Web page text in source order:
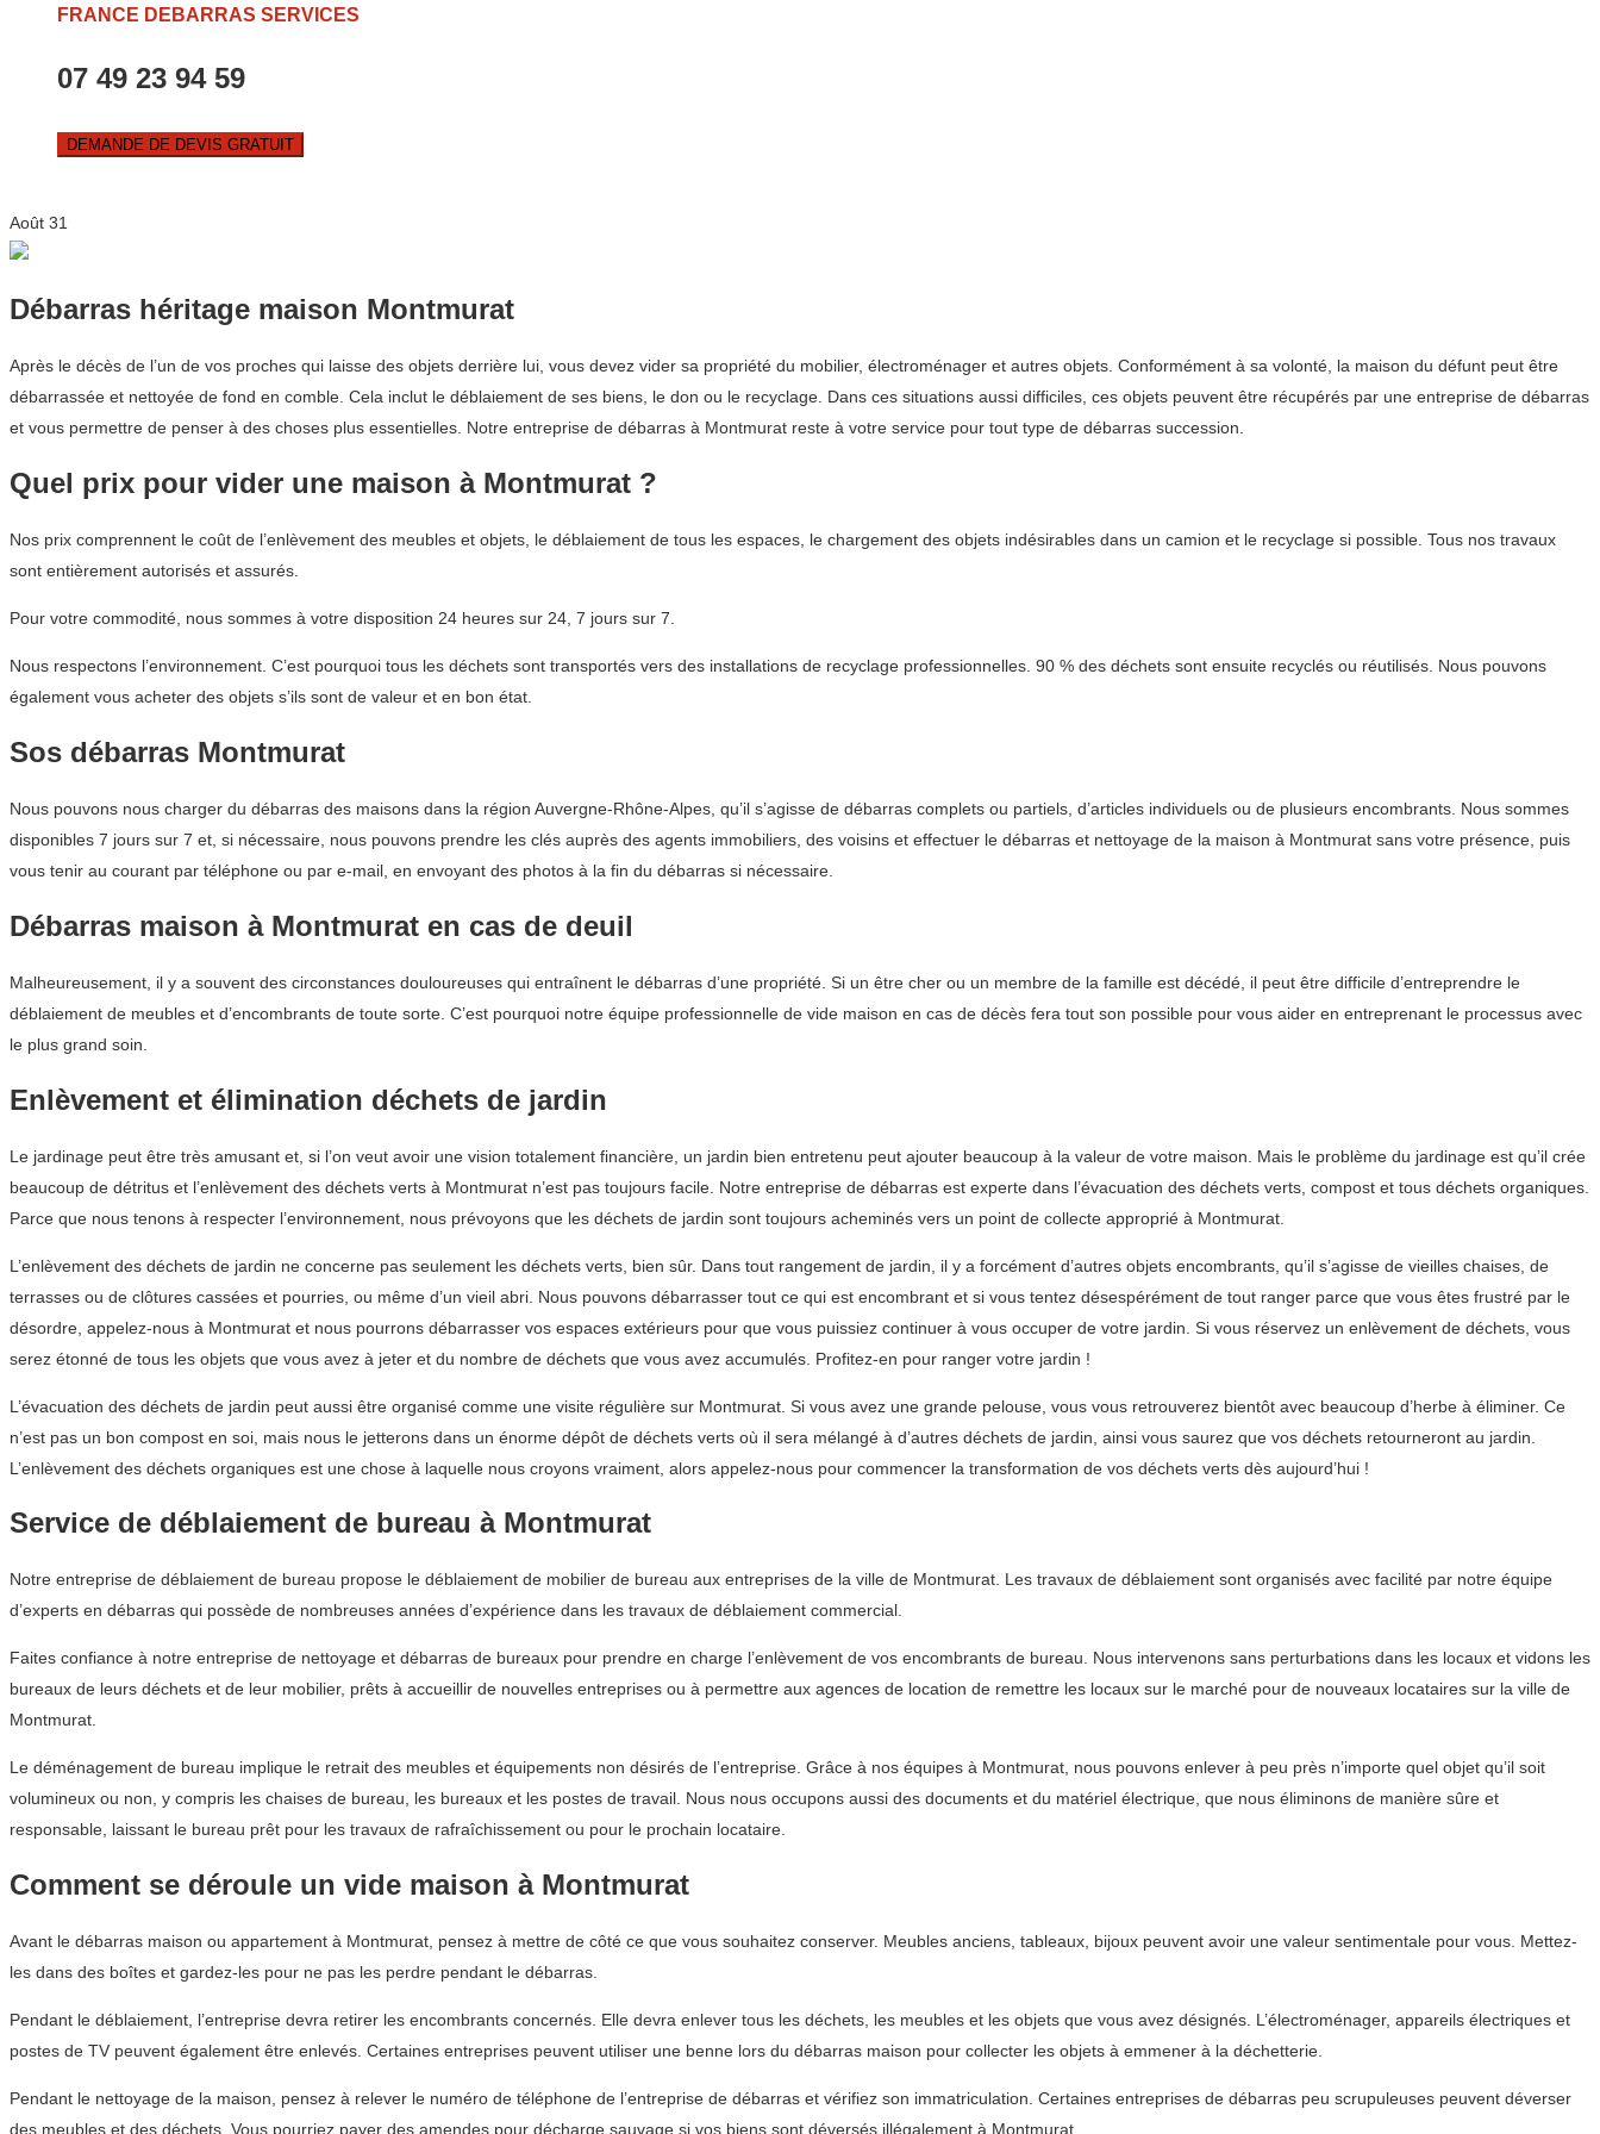
FRANCE DEBARRAS SERVICES
07 49 23 94 59
DEMANDE DE DEVIS GRATUIT
Août 31
Débarras héritage maison Montmurat
Après le décès de l’un de vos proches qui laisse des objets derrière lui, vous devez vider sa propriété du mobilier, électroménager et autres objets. Conformément à sa volonté, la maison du défunt peut être
débarrassée et nettoyée de fond en comble. Cela inclut le déblaiement de ses biens, le don ou le recyclage. Dans ces situations aussi difficiles, ces objets peuvent être récupérés par une entreprise de débarras
et vous permettre de penser à des choses plus essentielles. Notre entreprise de débarras à Montmurat reste à votre service pour tout type de débarras succession.
Quel prix pour vider une maison à Montmurat ?
Nos prix comprennent le coût de l’enlèvement des meubles et objets, le déblaiement de tous les espaces, le chargement des objets indésirables dans un camion et le recyclage si possible. Tous nos travaux
sont entièrement autorisés et assurés.
Pour votre commodité, nous sommes à votre disposition 24 heures sur 24, 7 jours sur 7.
Nous respectons l’environnement. C’est pourquoi tous les déchets sont transportés vers des installations de recyclage professionnelles. 90 % des déchets sont ensuite recyclés ou réutilisés. Nous pouvons
également vous acheter des objets s’ils sont de valeur et en bon état.
Sos débarras Montmurat
Nous pouvons nous charger du débarras des maisons dans la région Auvergne-Rhône-Alpes, qu’il s’agisse de débarras complets ou partiels, d’articles individuels ou de plusieurs encombrants. Nous sommes
disponibles 7 jours sur 7 et, si nécessaire, nous pouvons prendre les clés auprès des agents immobiliers, des voisins et effectuer le débarras et nettoyage de la maison à Montmurat sans votre présence, puis
vous tenir au courant par téléphone ou par e-mail, en envoyant des photos à la fin du débarras si nécessaire.
Débarras maison à Montmurat en cas de deuil
Malheureusement, il y a souvent des circonstances douloureuses qui entraînent le débarras d’une propriété. Si un être cher ou un membre de la famille est décédé, il peut être difficile d’entreprendre le
déblaiement de meubles et d’encombrants de toute sorte. C’est pourquoi notre équipe professionnelle de vide maison en cas de décès fera tout son possible pour vous aider en entreprenant le processus avec
le plus grand soin.
Enlèvement et élimination déchets de jardin
Le jardinage peut être très amusant et, si l’on veut avoir une vision totalement financière, un jardin bien entretenu peut ajouter beaucoup à la valeur de votre maison. Mais le problème du jardinage est qu’il crée
beaucoup de détritus et l’enlèvement des déchets verts à Montmurat n’est pas toujours facile. Notre entreprise de débarras est experte dans l’évacuation des déchets verts, compost et tous déchets organiques.
Parce que nous tenons à respecter l’environnement, nous prévoyons que les déchets de jardin sont toujours acheminés vers un point de collecte approprié à Montmurat.
L’enlèvement des déchets de jardin ne concerne pas seulement les déchets verts, bien sûr. Dans tout rangement de jardin, il y a forcément d’autres objets encombrants, qu’il s’agisse de vieilles chaises, de
terrasses ou de clôtures cassées et pourries, ou même d’un vieil abri. Nous pouvons débarrasser tout ce qui est encombrant et si vous tentez désespérément de tout ranger parce que vous êtes frustré par le
désordre, appelez-nous à Montmurat et nous pourrons débarrasser vos espaces extérieurs pour que vous puissiez continuer à vous occuper de votre jardin. Si vous réservez un enlèvement de déchets, vous
serez étonné de tous les objets que vous avez à jeter et du nombre de déchets que vous avez accumulés. Profitez-en pour ranger votre jardin !
L’évacuation des déchets de jardin peut aussi être organisé comme une visite régulière sur Montmurat. Si vous avez une grande pelouse, vous vous retrouverez bientôt avec beaucoup d’herbe à éliminer. Ce
n’est pas un bon compost en soi, mais nous le jetterons dans un énorme dépôt de déchets verts où il sera mélangé à d’autres déchets de jardin, ainsi vous saurez que vos déchets retourneront au jardin.
L’enlèvement des déchets organiques est une chose à laquelle nous croyons vraiment, alors appelez-nous pour commencer la transformation de vos déchets verts dès aujourd’hui !
Service de déblaiement de bureau à Montmurat
Notre entreprise de déblaiement de bureau propose le déblaiement de mobilier de bureau aux entreprises de la ville de Montmurat. Les travaux de déblaiement sont organisés avec facilité par notre équipe
d’experts en débarras qui possède de nombreuses années d’expérience dans les travaux de déblaiement commercial.
Faites confiance à notre entreprise de nettoyage et débarras de bureaux pour prendre en charge l’enlèvement de vos encombrants de bureau. Nous intervenons sans perturbations dans les locaux et vidons les
bureaux de leurs déchets et de leur mobilier, prêts à accueillir de nouvelles entreprises ou à permettre aux agences de location de remettre les locaux sur le marché pour de nouveaux locataires sur la ville de
Montmurat.
Le déménagement de bureau implique le retrait des meubles et équipements non désirés de l’entreprise. Grâce à nos équipes à Montmurat, nous pouvons enlever à peu près n’importe quel objet qu’il soit
volumineux ou non, y compris les chaises de bureau, les bureaux et les postes de travail. Nous nous occupons aussi des documents et du matériel électrique, que nous éliminons de manière sûre et
responsable, laissant le bureau prêt pour les travaux de rafraîchissement ou pour le prochain locataire.
Comment se déroule un vide maison à Montmurat
Avant le débarras maison ou appartement à Montmurat, pensez à mettre de côté ce que vous souhaitez conserver. Meubles anciens, tableaux, bijoux peuvent avoir une valeur sentimentale pour vous. Mettez-
les dans des boîtes et gardez-les pour ne pas les perdre pendant le débarras.
Pendant le déblaiement, l’entreprise devra retirer les encombrants concernés. Elle devra enlever tous les déchets, les meubles et les objets que vous avez désignés. L’électroménager, appareils électriques et
postes de TV peuvent également être enlevés. Certaines entreprises peuvent utiliser une benne lors du débarras maison pour collecter les objets à emmener à la déchetterie.
Pendant le nettoyage de la maison, pensez à relever le numéro de téléphone de l’entreprise de débarras et vérifiez son immatriculation. Certaines entreprises de débarras peu scrupuleuses peuvent déverser
des meubles et des déchets. Vous pourriez payer des amendes pour décharge sauvage si vos biens sont déversés illégalement à Montmurat.